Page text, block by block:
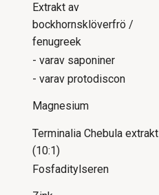
Extrakt av
bockhornsklöverfrö /
fenugreek
- varav saponiner
- varav protodiscon
Magnesium
Terminalia Chebula extrakt
(10:1)
Fosfaditylseren